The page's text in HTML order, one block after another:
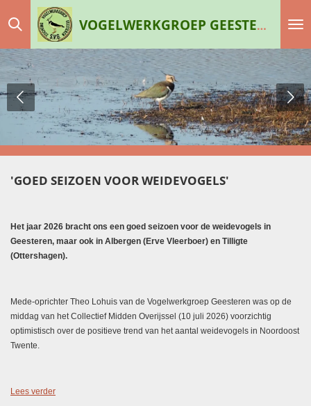
direct
de
hoofdinhoud
VOGELWERKGROEP GEESTEREN
'GOED SEIZOEN VOOR WEIDEVOGELS'
Het jaar 2026 bracht ons een goed seizoen voor de weidevogels in
Geesteren, maar ook in Albergen (Erve Vleerboer) en Tilligte
(Ottershagen).
Mede-oprichter Theo Lohuis van de Vogelwerkgroep Geesteren was op de
middag van het Collectief Midden Overijssel (10 juli 2026) voorzichtig
optimistisch over de positieve trend van het aantal weidevogels in Noordoost
Twente.
Lees verder